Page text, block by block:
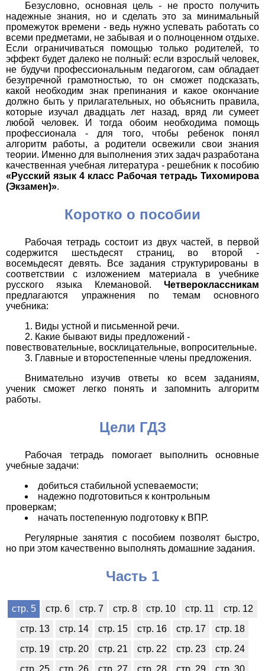
Безусловно, основная цель - не просто получить
надежные знания, но и сделать это за минимальный
промежуток времени - ведь нужно успевать работать со
всеми предметами, не забывая и о полноценном отдыхе.
Если ограничиваться помощью только родителей, то
эффект будет далеко не полный: если взрослый человек,
не будучи профессиональным педагогом, сам обладает
безупречной грамотностью, то он сможет подсказать,
какой необходим знак препинания и какое окончание
должно быть у прилагательных, но объяснить правила,
которые изучал двадцать лет назад, вряд ли сумеет
любой человек. И тогда обоим необходима помощь
профессионала - для того, чтобы ребенок понял
алгоритм работы, а родители освежили свои знания
теории. Именно для выполнения этих задач разработана
качественная учебная литература - решебник к пособию
«Русский язык 4 класс Рабочая тетрадь Тихомирова
(Экзамен)».
Коротко о пособии
Рабочая тетрадь состоит из двух частей, в первой
содержится шестьдесят страниц, во второй -
восемьдесят девять. Все задания структурированы в
соответствии с изложением материала в учебнике
русского языка Клемановой. Четвероклассникам
предлагаются упражнения по темам основного
учебника:
Виды устной и письменной речи.
Какие бывают виды предложений -
повествовательные, восклицательные, вопросительные.
Главные и второстепенные члены предложения.
Внимательно изучив ответы ко всем заданиям,
ученик сможет легко понять и запомнить алгоритм
работы.
Цели ГДЗ
Рабочая тетрадь помогает выполнить основные
учебные задачи:
добиться стабильной успеваемости;
надежно подготовиться к контрольным
проверкам;
начать постепенную подготовку к ВПР.
Регулярные занятия с пособием позволят быстро,
но при этом качественно выполнять домашние задания.
Часть 1
стр. 5 стр. 6 стр. 7 стр. 8 стр. 10 стр. 11
стр. 12
стр. 13
стр. 14 стр. 15 стр. 16 стр. 17
стр. 18
стр. 19
стр. 20 стр. 21 стр. 22 стр. 23
стр. 24
стр. 25
стр. 26 стр. 27 стр. 28 стр. 29 стр. 30